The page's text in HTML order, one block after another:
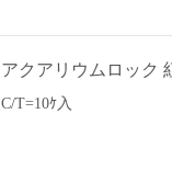
アクアリウムロック
C/T=10ｹ入